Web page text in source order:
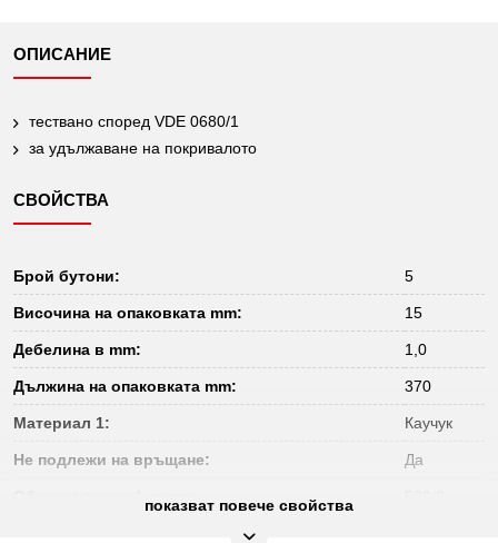
ОПИСАНИЕ
тествано според VDE 0680/1
за удължаване на покривалото
СВОЙСТВА
Брой бутони: 5
Височина на опаковката mm: 15
Дебелина в mm: 1,0
Дължина на опаковката mm: 370
Материал 1: Каучук
Не подлежи на връщане: Да
показват повече свойства